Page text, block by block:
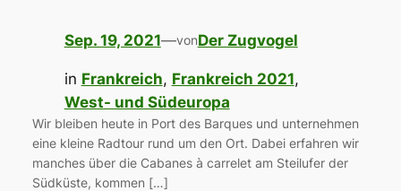
Sep. 19, 2021—vonDer Zugvogel
in Frankreich, Frankreich 2021
West- und Südeuropa
Wir bleiben heute in Port des Barques und unternehmen
eine kleine Radtour rund um den Ort. Dabei erfahren wir
manches über die Cabanes à carrelet am Steilufer der
Südküste, kommen […]